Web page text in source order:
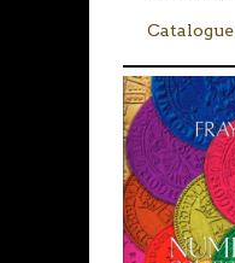
Catalogue